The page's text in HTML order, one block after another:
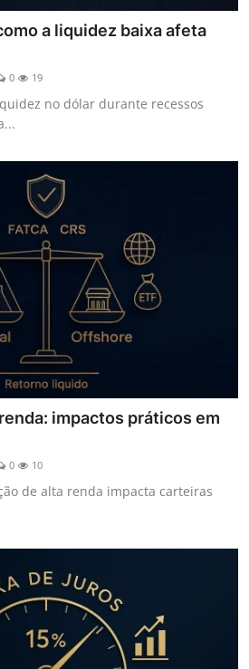
a liquidez baixa afeta
0 19
no dólar durante recessos
impactos práticos em
0 10
de alta renda impacta carteiras